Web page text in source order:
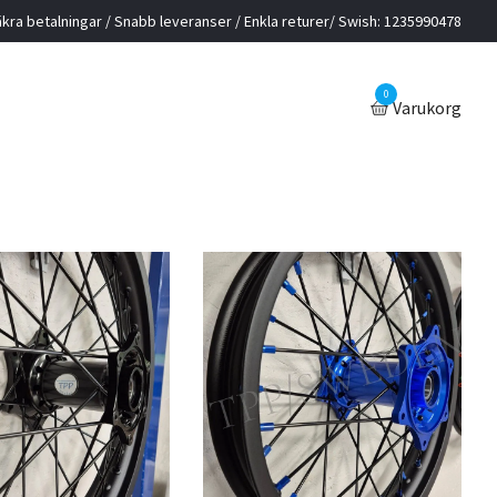
betalningar / Snabb leveranser / Enkla returer/ Swish: 1235990478
0
Varukorg